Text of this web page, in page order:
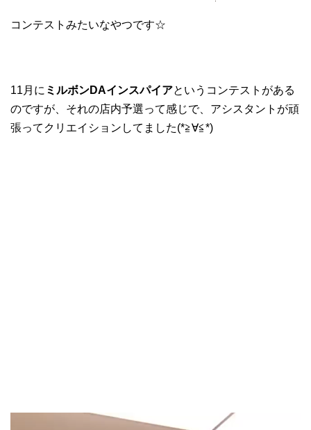
コンテストみたいなやつです☆
11月に ミルボンDAインスパイアというコンテストがある
のですが、それの店内予選って感じで、アシスタントが頑
張ってクリエイションしてました(*≧∀≦*)